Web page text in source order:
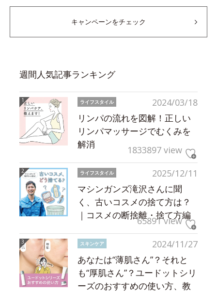
キャンペーンをチェック
週間人気記事ランキング
2024/03/18
ライフスタイル
リンパの流れを図解！正しい
リンパマッサージでむくみを
解消
1833897 view
2025/12/11
ライフスタイル
マシンガンズ滝沢さんに聞
く、古いコスメの捨て方は？
｜コスメの断捨離・捨て方編
65891 view
2024/11/27
スキンケア
あなたは“薄肌さん”？それと
も“厚肌さん”？ユードットシリ
ーズのおすすめの使い方、教